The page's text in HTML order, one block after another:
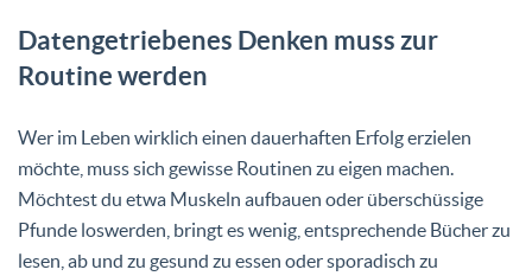
Powered by Usercentrics Consent
Management Platform
Datengetriebenes Denken muss zur
Routine werden
Wer im Leben wirklich einen dauerhaften Erfolg erzielen
möchte, muss sich gewisse Routinen zu eigen machen.
Möchtest du etwa Muskeln aufbauen oder überschüssige
Pfunde loswerden, bringt es wenig, entsprechende Bücher zu
lesen, ab und zu gesund zu essen oder sporadisch zu